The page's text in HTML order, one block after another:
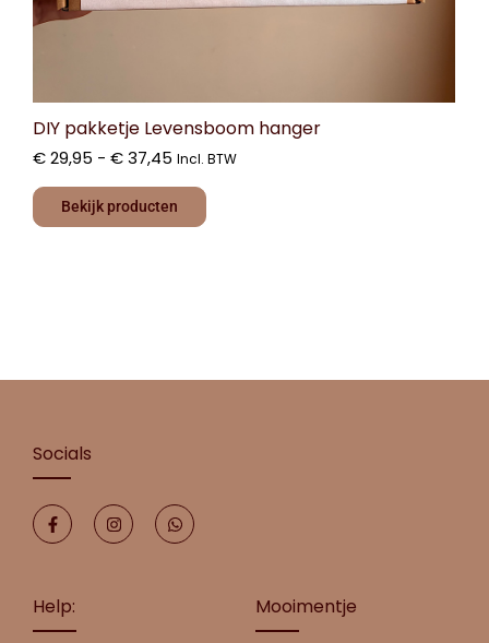
DIY pakketje Levensboom hanger
€29,95 - €37,45 Incl. BTW
Bekijk producten
Socials
Help: Mooimentje